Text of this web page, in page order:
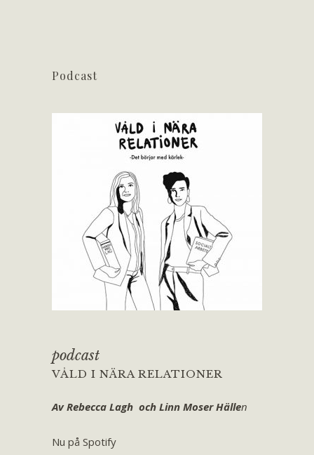
Podcast
podcast
VÅLD I NÄRA RELATIONER
Av Rebecca Lagh och Linn Moser Hällen
Nu på Spotify